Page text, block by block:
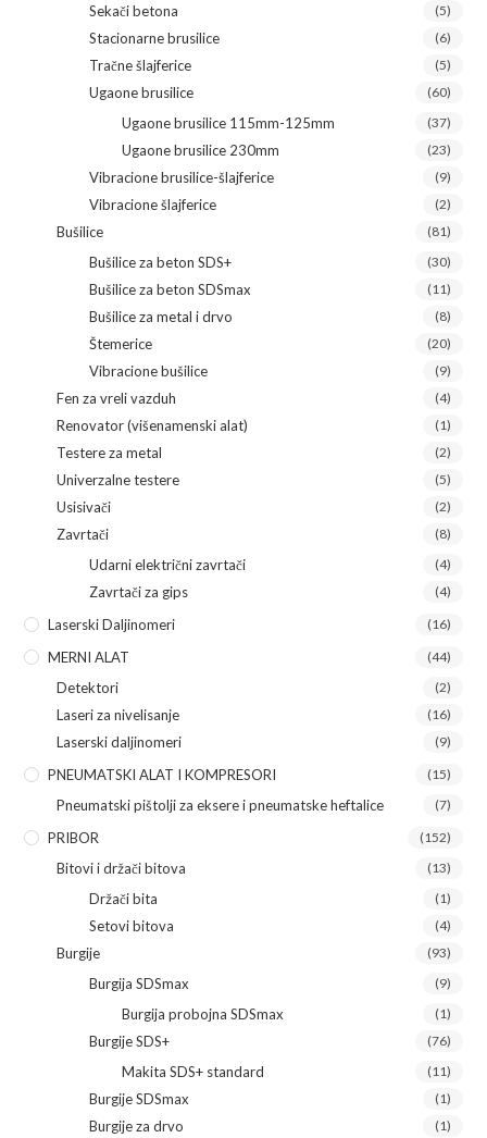
Sekači betona (5)
Stacionarne brusilice (6)
Tračne šlajferice (5)
Ugaone brusilice (60)
Ugaone brusilice 115mm-125mm (37)
Ugaone brusilice 230mm (23)
Vibracione brusilice-šlajferice (9)
Vibracione šlajferice (2)
Bušilice (81)
Bušilice za beton SDS+ (30)
Bušilice za beton SDSmax (11)
Bušilice za metal i drvo (8)
Štemerice (20)
Vibracione bušilice (9)
Fen za vreli vazduh (4)
Renovator (višenamenski alat) (1)
Testere za metal (2)
Univerzalne testere (5)
Usisivači (2)
Zavrtači (8)
Udarni električni zavrtači (4)
Zavrtači za gips (4)
Laserski Daljinomeri (16)
MERNI ALAT (44)
Detektori (2)
Laseri za nivelisanje (16)
Laserski daljinomeri (9)
PNEUMATSKI ALAT I KOMPRESORI (15)
Pneumatski pištolji za eksere i pneumatske heftalice (7)
PRIBOR (152)
Bitovi i držači bitova (13)
Držači bita (1)
Setovi bitova (4)
Burgije (93)
Burgija SDSmax (9)
Burgija probojna SDSmax (1)
Burgije SDS+ (76)
Makita SDS+ standard (11)
Burgije SDSmax (1)
Burgije za drvo (1)